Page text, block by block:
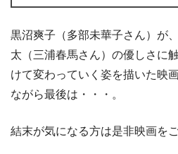
黒沼爽子（多部未華子さん）が
太（三浦春馬さん）の優しさに
けて変わっていく姿を描いた映
ながら最後は・・・。
結末が気になる方は是非映画をご